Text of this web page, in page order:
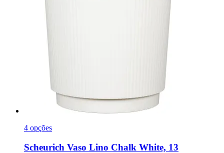
4 opções
Scheurich Vaso Lino Chalk White, 13